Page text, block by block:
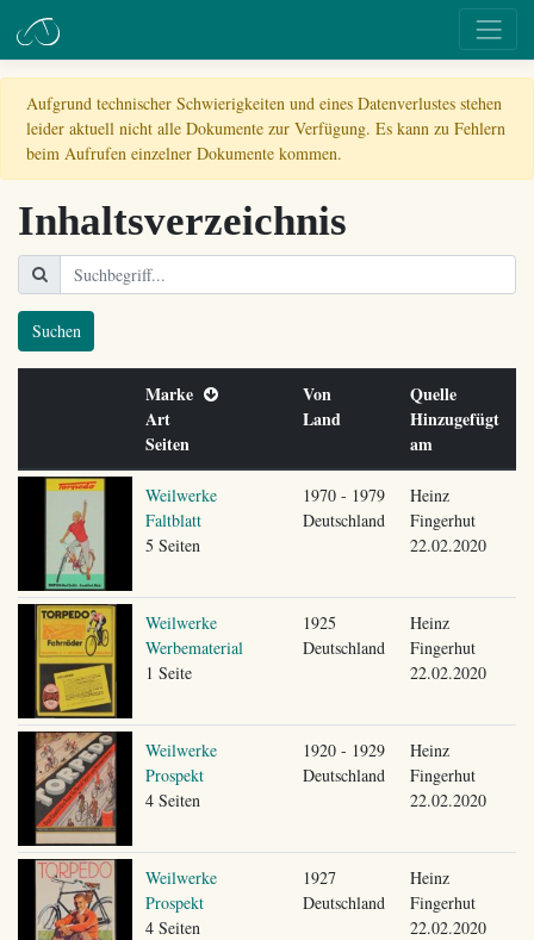
Aufgrund technischer Schwierigkeiten und eines Datenverlustes stehen
leider aktuell nicht alle Dokumente zur Verfügung. Es kann zu Fehlern
beim Aufrufen einzelner Dokumente kommen.
Inhaltsverzeichnis
Suchen
Marke
Art
Seiten
Von
Land
Quelle
Hinzugefügt
am
Weilwerke
Faltblatt
5 Seiten
1970 - 1979
Deutschland
Heinz
Fingerhut
22.02.2020
Weilwerke
Werbematerial
1 Seite
1925
Deutschland
Heinz
Fingerhut
22.02.2020
Weilwerke
Prospekt
4 Seiten
1920 - 1929
Deutschland
Heinz
Fingerhut
22.02.2020
Weilwerke
Prospekt
4 Seiten
1927
Deutschland
Heinz
Fingerhut
22.02.2020